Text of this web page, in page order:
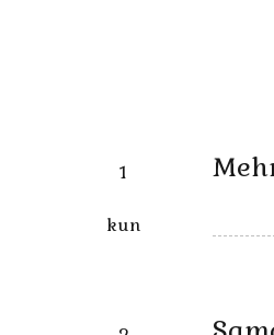
1
kun